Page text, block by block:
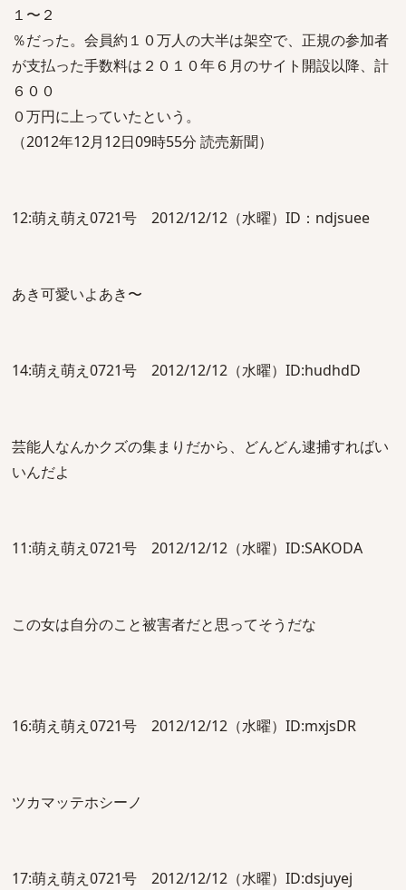
１〜２
％だった。会員約１０万人の大半は架空で、正規の参加者
が支払った手数料は２０１０年６月のサイト開設以降、計
６００
０万円に上っていたという。
（2012年12月12日09時55分 読売新聞）
12:萌え萌え0721号 2012/12/12（水曜）ID：ndjsuee
あき可愛いよあき〜
14:萌え萌え0721号 2012/12/12（水曜）ID:hudhdD
芸能人なんかクズの集まりだから、どんどん逮捕すればい
いんだよ
11:萌え萌え0721号 2012/12/12（水曜）ID:SAKODA
この女は自分のこと被害者だと思ってそうだな
16:萌え萌え0721号 2012/12/12（水曜）ID:mxjsDR
ツカマッテホシーノ
17:萌え萌え0721号 2012/12/12（水曜）ID:dsjuyej